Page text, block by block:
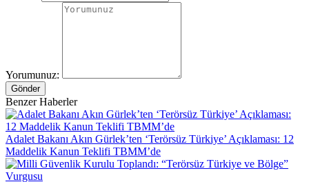
Yorumunuz:
Gönder
Benzer Haberler
Adalet Bakanı Akın Gürlek’ten ‘Terörsüz Türkiye’ Açıklaması: 12
Maddelik Kanun Teklifi TBMM’de